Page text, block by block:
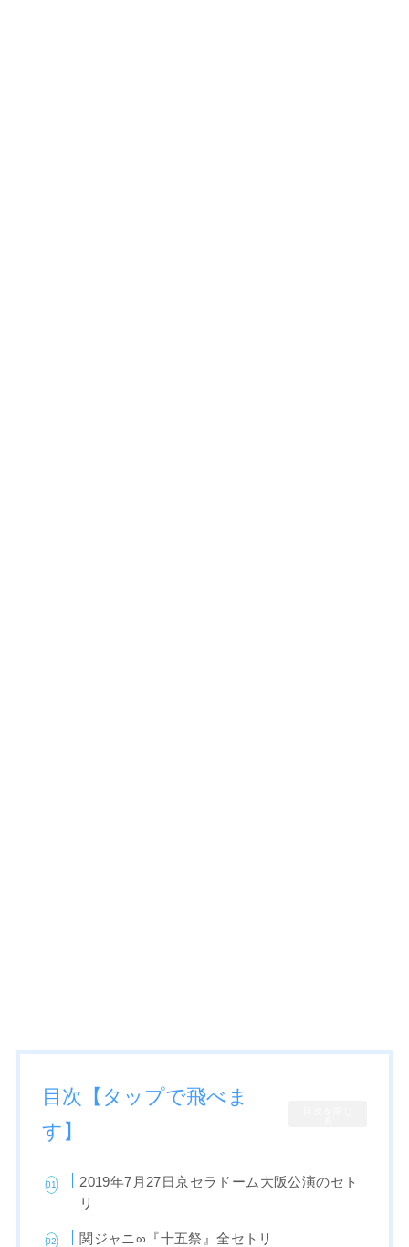
目次【タップで飛べま
す】
2019年7月27日京セラドーム大阪公演のセト
リ
関ジャニ∞『十五祭』全セトリ